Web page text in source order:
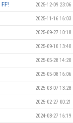
2025-12-09 23:06
2025-11-16 16:03
2025-09-27 10:18
2025-09-10 13:40
2025-05-28 14:20
2025-05-08 16:06
2025-03-07 13:28
2025-02-27 00:21
2024-08-27 16:19